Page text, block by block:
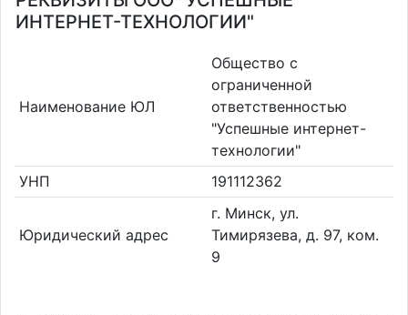
ИНТЕРНЕТ-ТЕХНОЛОГИИ"
Наименование ЮЛ
Общество с
ограниченной
ответственностью
"Успешные интернет-
технологии"
УНП
191112362
Юридический адрес
г. Минск, ул.
Тимирязева, д. 97, ком.
9